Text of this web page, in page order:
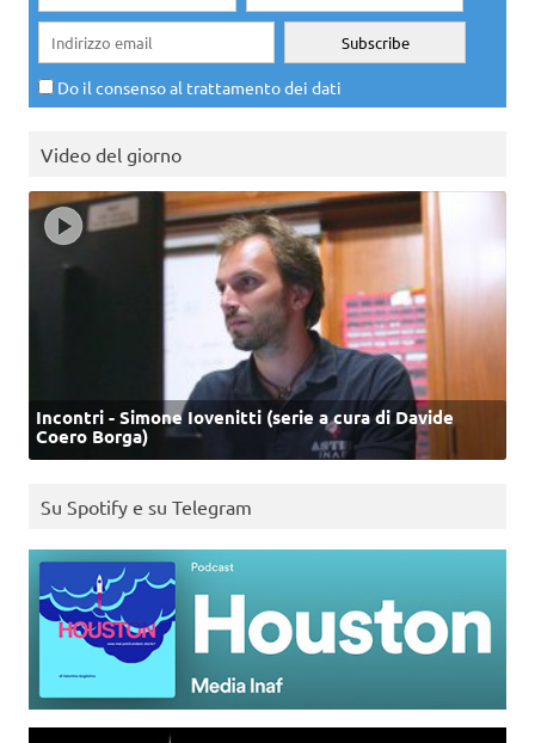
Do il consenso al trattamento dei dati
Video del giorno
Incontri - Simone Iovenitti (serie a cura di Davide
Coero Borga)
Su Spotify e su Telegram